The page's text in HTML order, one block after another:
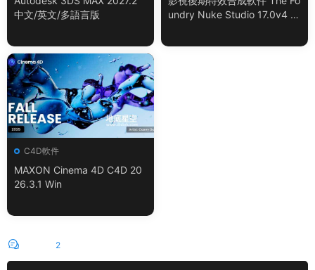
中文/英文/多語言版
undry Nuke Studio 17.0v4 W
C4D軟件
MAXON Cinema 4D C4D 20
26.3.1 Win
2